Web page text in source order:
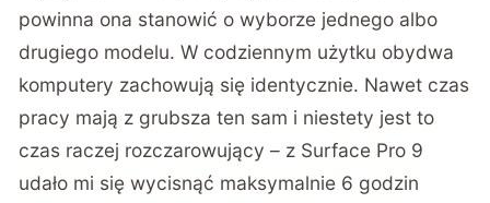
powinna ona stanowić o wyborze jednego albo
drugiego modelu. W codziennym użytku obydwa
komputery zachowują się identycznie. Nawet czas
pracy mają z grubsza ten sam i niestety jest to
czas raczej rozczarowujący – z Surface Pro 9
udało mi się wycisnąć maksymalnie 6 godzin